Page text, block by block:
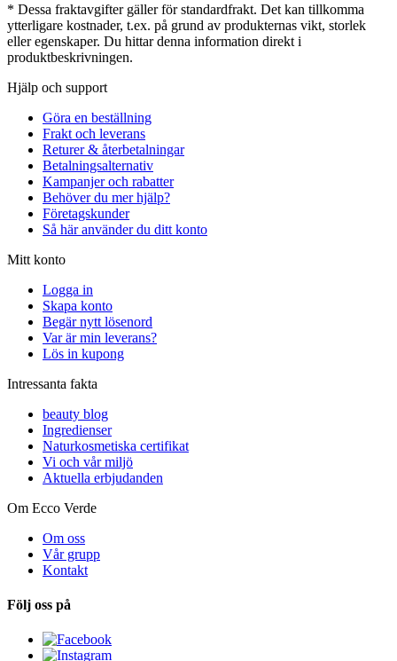
* Dessa fraktavgifter gäller för standardfrakt. Det kan tillkomma
ytterligare kostnader, t.ex. på grund av produkternas vikt, storlek
eller egenskaper. Du hittar denna information direkt i
produktbeskrivningen.
Hjälp och support
Göra en beställning
Frakt och leverans
Returer & återbetalningar
Betalningsalternativ
Kampanjer och rabatter
Behöver du mer hjälp?
Företagskunder
Så här använder du ditt konto
Mitt konto
Logga in
Skapa konto
Begär nytt lösenord
Var är min leverans?
Lös in kupong
Intressanta fakta
beauty blog
Ingredienser
Naturkosmetiska certifikat
Vi och vår miljö
Aktuella erbjudanden
Om Ecco Verde
Om oss
Vår grupp
Kontakt
Följ oss på